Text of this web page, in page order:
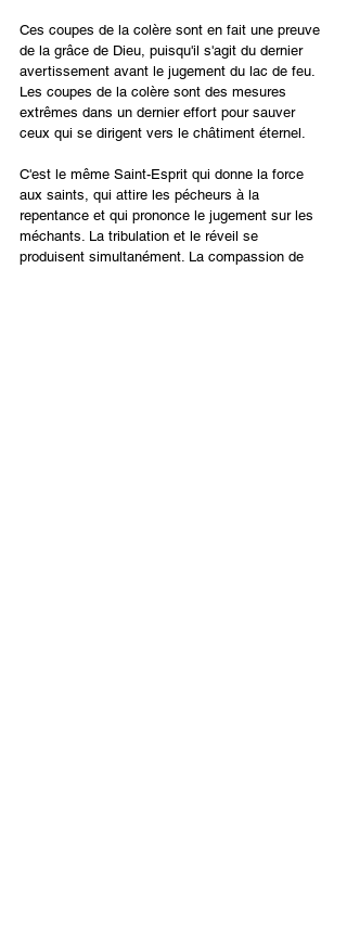
Ces coupes de la colère sont en fait une preuve
de la grâce de Dieu, puisqu'il s'agit du dernier
avertissement avant le jugement du lac de feu.
Les coupes de la colère sont des mesures
extrêmes dans un dernier effort pour sauver
ceux qui se dirigent vers le châtiment éternel.
C'est le même Saint-Esprit qui donne la force
aux saints, qui attire les pécheurs à la
repentance et qui prononce le jugement sur les
méchants. La tribulation et le réveil se
produisent simultanément. La compassion de